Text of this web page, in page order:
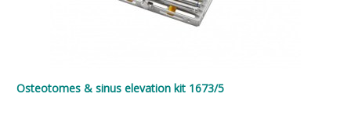
Osteotomes & sinus elevation kit 1673/5